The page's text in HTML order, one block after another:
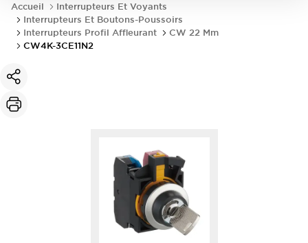
Accueil
Interrupteurs Et Voyants
Interrupteurs Et Boutons-Poussoirs
Interrupteurs Profil Affleurant
CW 22 Mm
CW4K-3CE11N2